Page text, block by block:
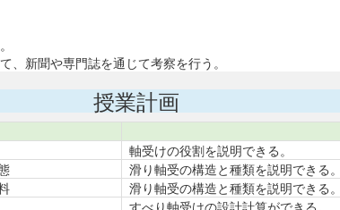
新聞や専門誌を通じて考察を行う。
授業計画
軸受けの役割を説明できる。
滑り軸受の構造と種類を説明できる。
滑り軸受の構造と種類を説明できる。
すべり軸受けの設計計算ができる。